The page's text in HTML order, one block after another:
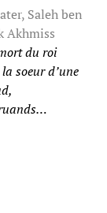
Saleh ben
Akhmiss
du roi
soeur d’une